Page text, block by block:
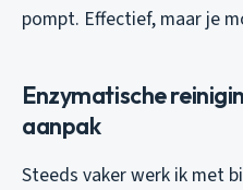
pompt. Effectief, maar je
Enzymatische
aanpak
Steeds vaker werk ik met